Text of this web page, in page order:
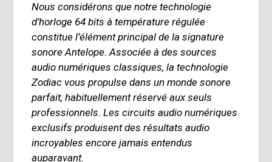
Nous considérons que notre technologie
d’horloge 64 bits à température régulée
constitue l’élément principal de la signature
sonore Antelope. Associée à des sources
audio numériques classiques, la technologie
Zodiac vous propulse dans un monde sonore
parfait, habituellement réservé aux seuls
professionnels. Les circuits audio numériques
exclusifs produisent des résultats audio
incroyables encore jamais entendus
auparavant.